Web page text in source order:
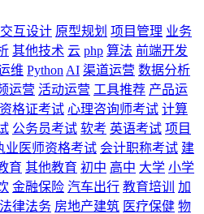
交互设计 原型规划 项目管理 业务
其他技术 云 php 算法 前端开发
维 Python AI 渠道运营 数据分析
运营 活动运营 工具推荐 产品运
格证考试 心理咨询师考试 计算
公务员考试 软考 英语考试 项目
业医师资格考试 会计职称考试 建
育 其他教育 初中 高中 大学 小学
金融保险 汽车出行 教育培训
加
法律法务 房地产建筑 医疗保健 物